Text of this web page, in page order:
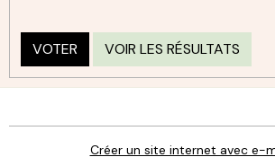
VOTER VOIR LES RÉSULTATS
Créer un site internet avec e-